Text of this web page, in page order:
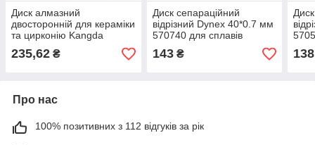
Диск алмазний
двосторонній для кераміки
та цирконію Kangda
C22/450 C22/450 (0,2,
0,25, 0,3)
235,62 ₴
Диск сепараційний
відрізний Dynex 40*0.7 мм
570740 для сплавів
143₴ 138
Про нас
100% позитивних з 112 відгуків за рік